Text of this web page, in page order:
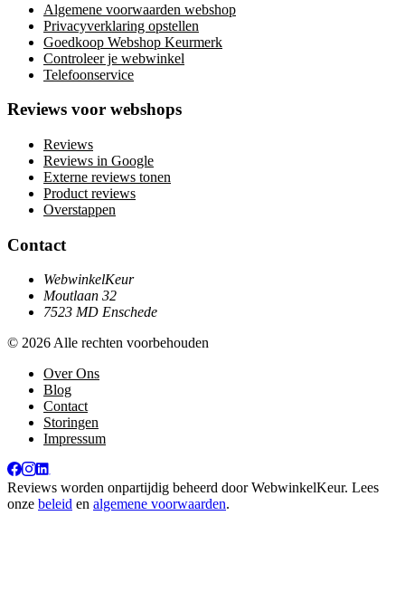
Algemene voorwaarden webshop
Privacyverklaring opstellen
Goedkoop Webshop Keurmerk
Controleer je webwinkel
Telefoonservice
Reviews voor webshops
Reviews
Reviews in Google
Externe reviews tonen
Product reviews
Overstappen
Contact
WebwinkelKeur
Moutlaan 32
7523 MD Enschede
© 2026 Alle rechten voorbehouden
Over Ons
Blog
Contact
Storingen
Impressum
Reviews worden onpartijdig beheerd doorWebwinkelKeur. Lees
onze beleid en algemene voorwaarden.